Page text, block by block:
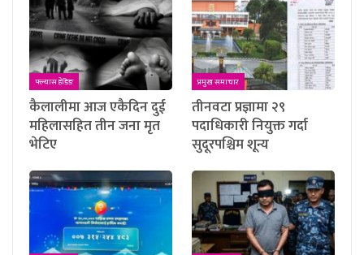
फ्ल्यास हेडिङ
कैलालीमा आज एकैदिन दुई
महिलासहित तीन जना मृत
भेटिए
प्रमुख समाचार
तीनवटा प्रज्ञामा २९
पदाधिकारी नियुक्त गर्दा
सुदूरपश्चिम शून्य